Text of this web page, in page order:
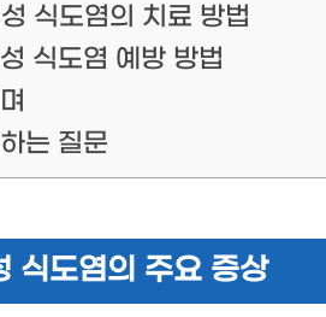
식도염의 치료 방법
식도염 예방 방법
는 질문
식도염의 주요 증상